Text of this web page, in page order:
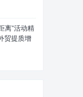
离”活动精
贸提质增